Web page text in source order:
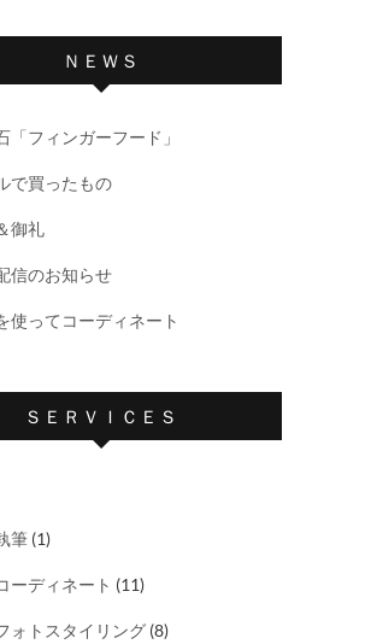
ＮＥＷＳ
「フィンガーフード」
で買ったもの
御礼
信のお知らせ
使ってコーディネート
ＳＥＲＶＩＣＥＳ
筆 (1)
ーディネート (11)
ォトスタイリング (8)